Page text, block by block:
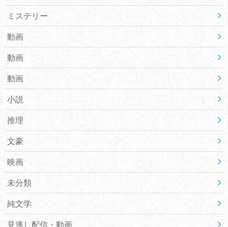
ミステリー
動画
動画
動画
小説
推理
文豪
映画
未分類
純文学
見逃し配信・動画